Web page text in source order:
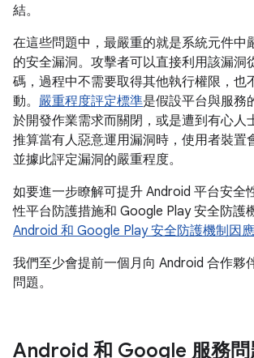
結。
在這些問題中，最嚴重的就是系統元件中
的安全漏洞。攻擊者可以直接利用該漏洞
碼，過程中不需要取得其他執行權限，也
動。 嚴重程度評定標準是假設平台與服務
於開發作業需求而關閉，或是遭到有心人
推算當有人惡意運用漏洞時，使用者裝置
並據此評定漏洞的嚴重程度。
如要進一步瞭解可提升 Android 平台安全
性平台防護措施和 Google Play 安全防護
Android 和 Google Play 安全防護機制因
我們至少會提前一個月向 Android 合作夥
問題。
Android 和 Google 服務問